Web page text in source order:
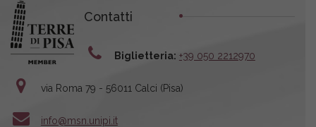
Contatti
Biglietteria: +39 050 2212970
via Roma 79 - 56011 Calci (Pisa)
info@msn.unipi.it